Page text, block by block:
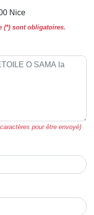
Nice
(*) sont obligatoires.
pour être envoyé)